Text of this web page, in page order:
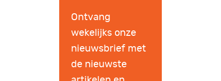
Ontvang
wekelijks onze
nieuwsbrief met
de nieuwste